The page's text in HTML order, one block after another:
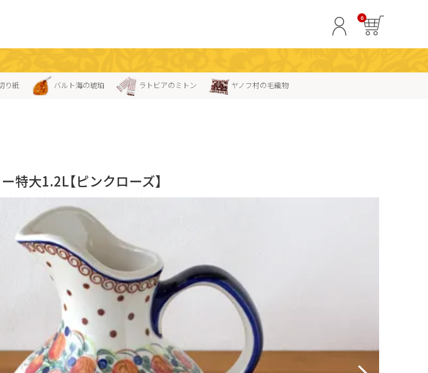
0
り紙 バルト海の琥珀 ラトビアのミトン ヤノフ村の毛織物
特大1.2L【ピンクローズ】